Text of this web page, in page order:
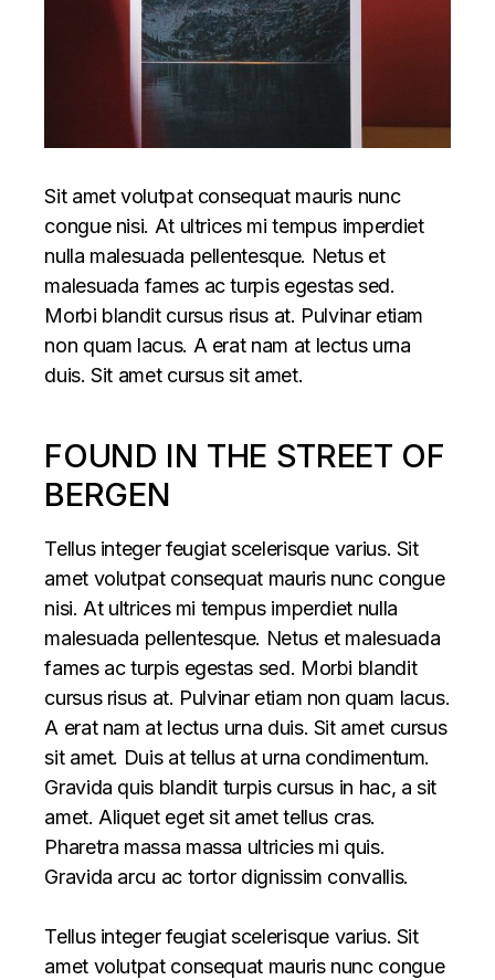
Sit amet volutpat consequat mauris nunc
congue nisi. At ultrices mi tempus imperdiet
nulla malesuada pellentesque. Netus et
malesuada fames ac turpis egestas sed.
Morbi blandit cursus risus at. Pulvinar etiam
non quam lacus. A erat nam at lectus urna
duis. Sit amet cursus sit amet.
FOUND IN THE STREET OF
BERGEN
Tellus integer feugiat scelerisque varius. Sit
amet volutpat consequat mauris nunc congue
nisi. At ultrices mi tempus imperdiet nulla
malesuada pellentesque. Netus et malesuada
fames ac turpis egestas sed. Morbi blandit
cursus risus at. Pulvinar etiam non quam lacus.
A erat nam at lectus urna duis. Sit amet cursus
sit amet. Duis at tellus at urna condimentum.
Gravida quis blandit turpis cursus in hac, a sit
amet. Aliquet eget sit amet tellus cras.
Pharetra massa massa ultricies mi quis.
Gravida arcu ac tortor dignissim convallis.
Tellus integer feugiat scelerisque varius. Sit
amet volutpat consequat mauris nunc congue